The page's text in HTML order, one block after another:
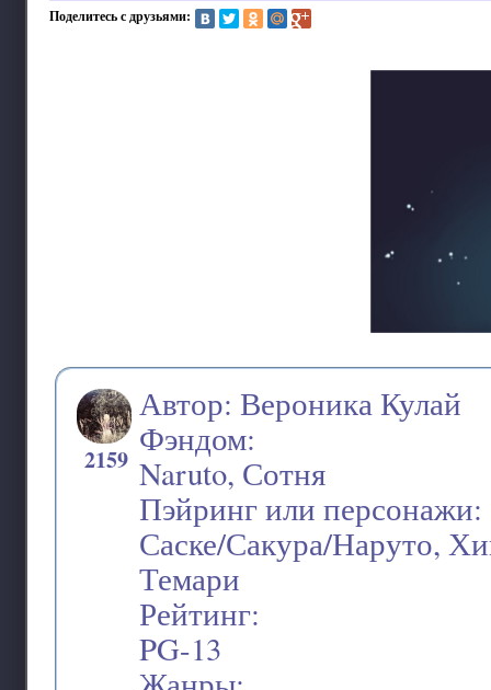
Поделитесь с друзьями:
2159
Автор: Вероника Кулай
Фэндом:
Naruto, Сотня
Пэйринг или персонажи:
Саске/Сакура/Наруто,
Темари
Рейтинг:
PG-13